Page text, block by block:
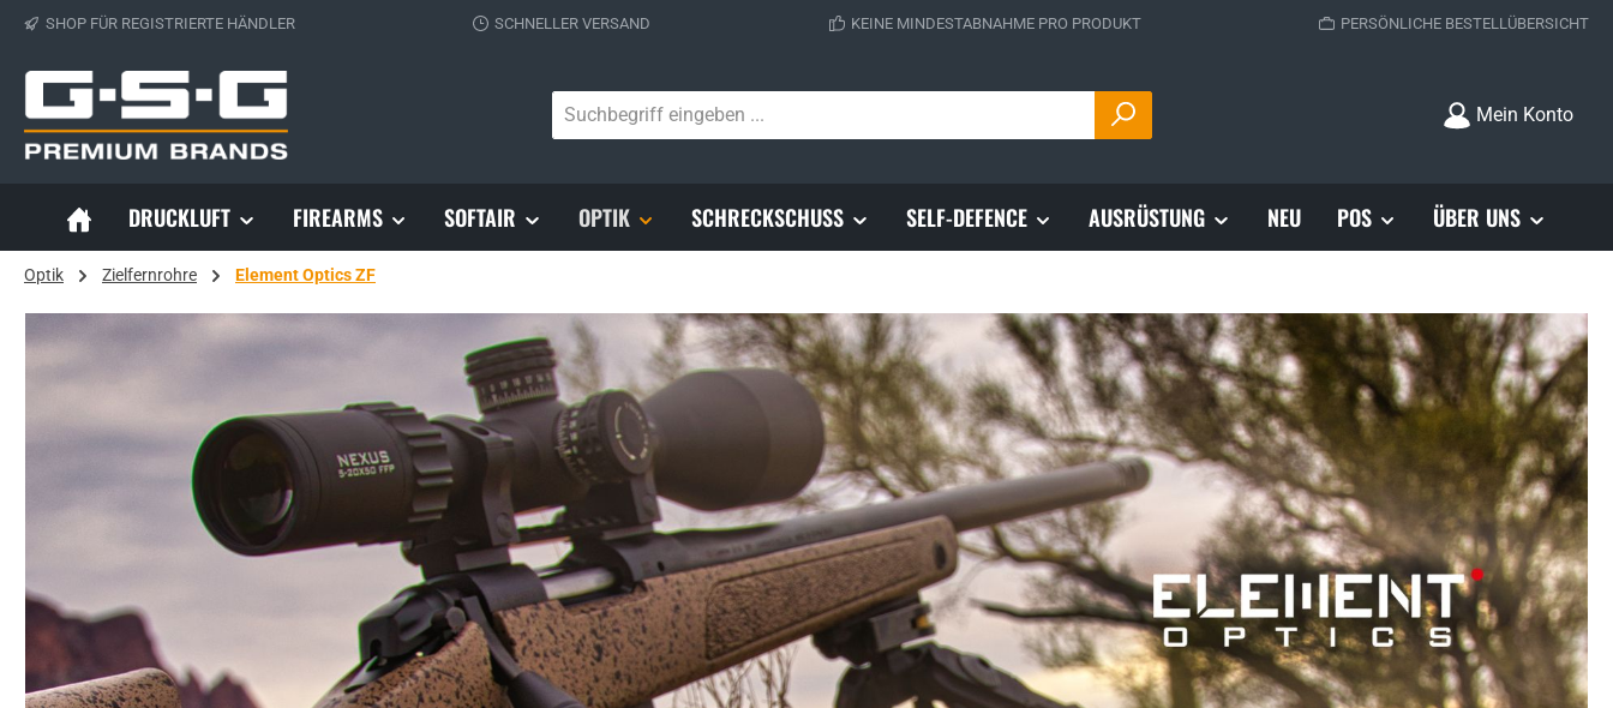
Hauptinhalt springen
Zur Suche springen
Zur Hauptnavigation springen
SHOP FÜR REGISTRIERTE HÄNDLER SCHNELLER VERSAND KEINE MINDESTABNAHME PRO PRODUKT PERSÖNLICHE BESTELLÜBERSICHT
Mein Konto
DRUCKLUFT FIREARMS SOFTAIR OPTIK SCHRECKSCHUSS SELF-DEFENCE AUSRÜSTUNG NEU POS ÜBER UNS
Optik Zielfernrohre Element Optics ZF